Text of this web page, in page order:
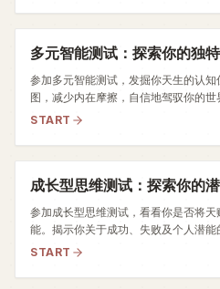
多元智能测试：探索你的独
参加多元智能测试，发掘你天生的认
图，减少内在摩擦，自信地驾驭你的世
START
成长型思维测试：探索你的
参加成长型思维测试，看看你是否将
能。揭示你关于成功、失败及个人潜能
START